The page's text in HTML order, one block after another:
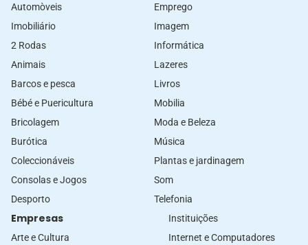
Automòveis
Imobiliário
2 Rodas
Animais
Barcos e pesca
Bébé e Puericultura
Bricolagem
Burótica
Coleccionáveis
Consolas e Jogos
Desporto
Emprego
Imagem
Informática
Lazeres
Livros
Mobilia
Moda e Beleza
Música
Plantas e jardinagem
Som
Telefonia
Empresas
Arte e Cultura
Instituições
Internet e Computadores